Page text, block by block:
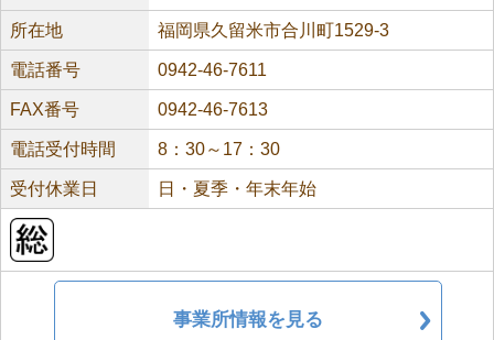
所在地 福岡県久留米市合川町1529-3
電話番号 0942-46-7611
FAX番号 0942-46-7613
電話受付時間 8：30～17：30
受付休業日 日・夏季・年末年始
事業所情報を見る